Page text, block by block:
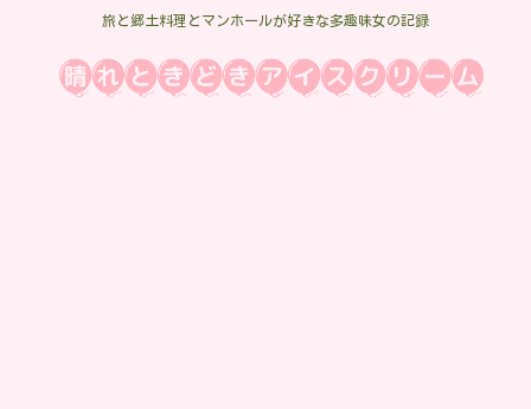
旅と郷土料理とマンホールが好きな多趣味女の記録